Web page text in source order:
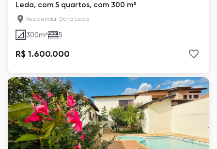
Leda, com 5 quartos, com 300 m²
Residencial Dona Leda
300m² 5
R$ 1.600.000